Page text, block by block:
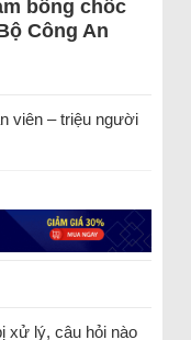
bỗng chốc
Công An
viên – triệu người
xử lý, câu hỏi nào